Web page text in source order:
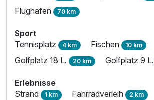
Flughafen 70 km
Sport
Tennisplatz 4 km Fischen 10 km
Golfplatz 18 L. 20 km Golfplatz 9 L.
Erlebnisse
Strand 1 km Fahrradverleih 2 km